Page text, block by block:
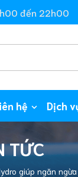
đến 22h00
hệ Dịch
TỨC
giúp ngăn